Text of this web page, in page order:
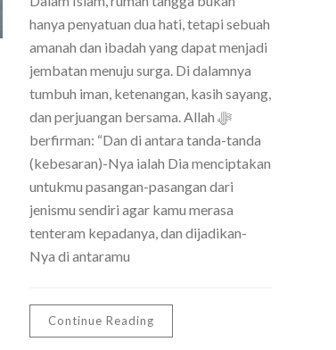
hanya penyatuan dua hati, tetapi sebuah
amanah dan ibadah yang dapat menjadi
jembatan menuju surga. Di dalamnya
tumbuh iman, ketenangan, kasih sayang,
dan perjuangan bersama. Allah ﷻ
berfirman: “Dan di antara tanda-tanda
(kebesaran)-Nya ialah Dia menciptakan
untukmu pasangan-pasangan dari
jenismu sendiri agar kamu merasa
tenteram kepadanya, dan dijadikan-
Nya di antaramu
Continue Reading